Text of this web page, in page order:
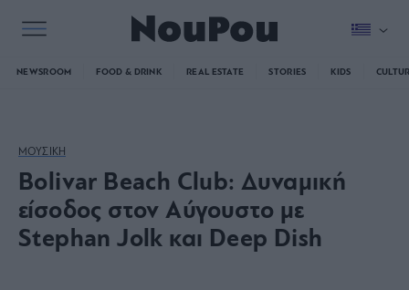
NEWSROOM FOOD & DRINK REAL ESTATE STORIES KIDS
ΜΟΥΣΙΚΗ
Bolivar Beach Club: Δυναμική
είσοδος στον Αύγουστο με
Stephan Jolk και Deep Dish